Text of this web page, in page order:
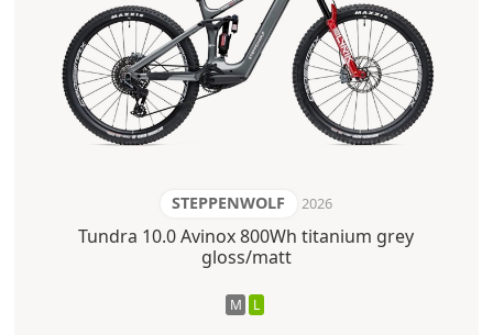
STEPPENWOLF 2026
Tundra 10.0 Avinox 800Wh titanium grey
gloss/matt
M L